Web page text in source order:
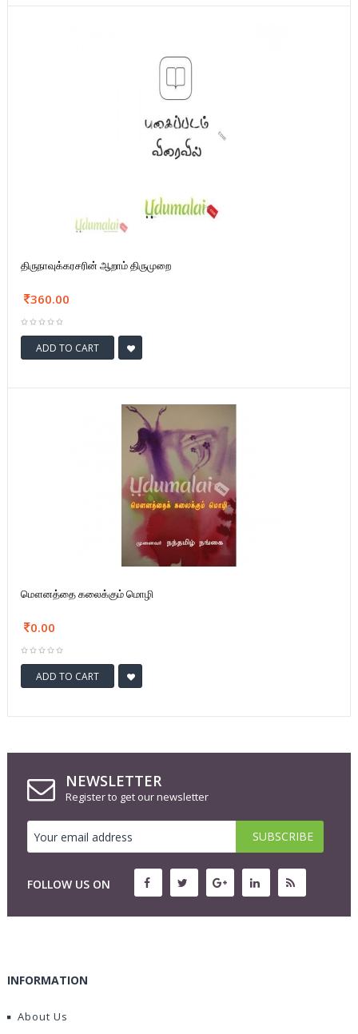
திருநாவுக்கரசரின் ஆறாம் திருமுறை
360.00
ADD TO CART
மௌனத்தை கலைக்கும் மொழி
0.00
ADD TO CART
NEWSLETTER
Register to get our newsletter
FOLLOW US ON
INFORMATION
About Us